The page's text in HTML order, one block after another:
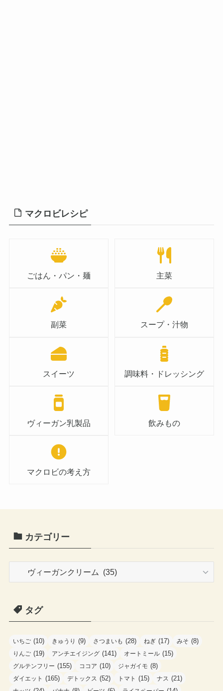
マクロビレシピ
ごはん・パン・麺 主菜
副菜 スープ・汁物
スイーツ 調味料・ドレッシング
ヴィーガン乳製品 飲みもの
マクロビの考え方
カテゴリー
タグ
いちご (10) きゅうり (9) さつまいも (28) ねぎ (17) みそ (8)
りんご (19) アンチエイジング (141) オートミール (15)
グルテンフリー (155) ココア (10) ジャガイモ (8)
ダイエット (165) デトックス (52) トマト (15) ナス (21)